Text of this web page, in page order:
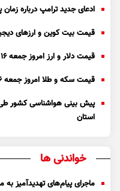
ادعای جدید ترامپ درباره زمان
قیمت بیت کوین و ارز‌های دیجیتال امروز
قیمت دلار و ارز امروز جمعه ۱۶ مرداد ۱۴۰۵ + جدول
قیمت سکه و طلا امروز جمعه ۱۶ مرداد ۱۴۰۵ + جدول
استان
خواندنی ها
ماجرای پیام‌های تهدیدآمیز